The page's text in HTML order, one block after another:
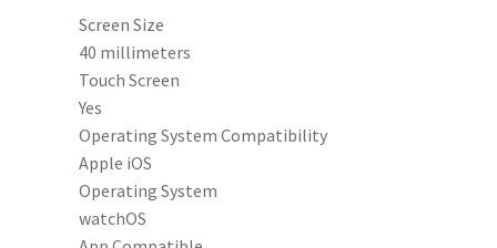
Screen Size
40 millimeters
Touch Screen
Yes
Operating System Compatibility
Apple iOS
Operating System
watchOS